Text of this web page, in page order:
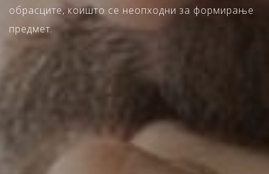
обрасците, коишто се неопходни за формирање
предмет.